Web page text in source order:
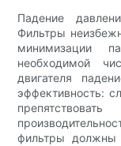
Падение
Фильтры
минимизации
необходимой
двигателя
эффективность:
фильтры должны